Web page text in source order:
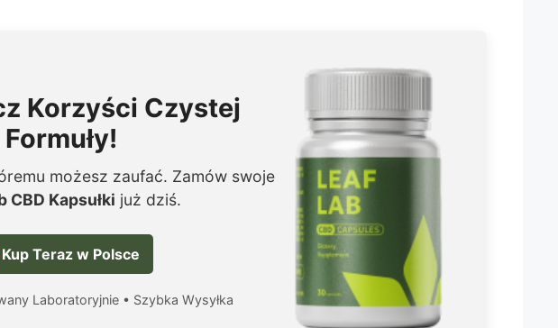
Korzyści Czystej
Formuły!
możesz zaufać. Zamów swoje
CBD Kapsułki już dziś.
Kup Teraz w Polsce
Laboratoryjnie • Szybka Wysyłka